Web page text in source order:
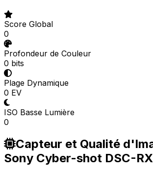
Score Global
0
Profondeur de Couleur
0 bits
Plage Dynamique
0 EV
ISO Basse Lumière
0
Capteur et Qualité
Sony Cyber-shot DSC-